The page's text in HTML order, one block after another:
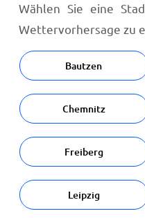
Wählen Sie eine
Wettervorhersage zu
Bautzen
Chemnitz
Freiberg
Leipzig